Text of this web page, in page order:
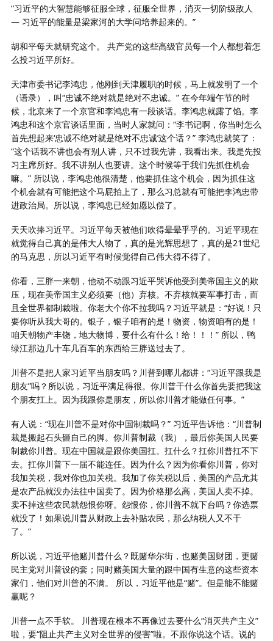
“习近平的大智慧能够征服全球，征服全世界，消灭一切阶级敌人
— 习近平的能量是梁家河的大学问培养起来的。”
胡和平每天就研究这个。 共产党的这些高级官员每一个人都想着怎
么投习近平所好。
天津市委书记李鸿忠，他刚到天津履职的时候，马上就发明了一个
（语录），叫“忠诚不绝对就是绝对不忠诚。” 在今年端午节的时
候，北京来了一个京官和李鸿忠有一段谈话。李鸿忠就露了馅。李
鸿忠和这个京官谈话里面，当时人家就问：“李书记啊，你当时怎么
首先想起来‘忠诚不绝对就是绝对不忠诚’这个话？” 李鸿忠就笑了：
“这个话我不讲也会有别人讲，只不过我先讲，我看出来。我是先投
习主席所好。我不讲别人也要讲。这个时候等于我们先抓住机会
嘛。” 所以说，李鸿忠他很清楚，他要抓住这个机会，因为抓住这
个机会就有可能把这个马屁拍上了，那么习总就有可能把李鸿忠带
进政治局。所以说，李鸿忠已经如愿以偿了。
天天吹捧习近平。习近平每天被他们吹得晕晕乎乎的。习近平现在
就觉得自己真的是伟大人物了，真的是光辉思想了，真的是21世纪
的马克思，所以习近平有时候觉得自己伟大得不得了。
你看，三胖一来朝，他动不动跟习近平哭诉他受到美帝国主义的欺
压，现在美帝国主义必须要（他）弃核。不弃核就要军事打击，而
且全世界都制裁啦。你老大个你不拉我吗？习近平就是：“好说！只
要你听从我大哥的。银子，银子咱有的是！物资，物资咱有的是！
咱天朝物产丰饶，地大物博，要什么有什么！给！！！” 所以，鸭
绿江那边几十车几百车的东西给三胖送过去了。
川普不是把人家习近平当朋友吗？川普到哪儿都讲：“习近平跟我是
朋友”吗？所以说，习近平满足得很。你川普干什么你首先要把我这
个朋友扛上。因为我跟你是朋友，所以你川普才能做任何事。”
有人说：“现在川普不是对你中国制裁吗？” 习近平告诉他：“川普制
裁是搬起石头砸自己的脚。你川普制裁（我），最后你美国人民要
制裁你川普。现在中国就是跟你美国扛。扛什么？扛你川普扛不下
去。扛你川普下一届不能连任。因为什么？因为你看你川普，你对
我加关税，我对你也加关税。我加了你关税以后，美国的产品尤其
是农产品就没办法往中国卖了。因为价格那么高，美国人卖不掉。
卖不掉这些农民就怨恨你呀。怨恨你，你川普不就下台吗？你选票
就没了！如果说川普从财政上去补贴农民，那么纳税人又不干
了。”
所以说，习近平他赌川普什么？既赌华尔街，也赌美国财团，更赌
民主党对川普设的套；同时赌美国大量的跟中国有生意的这些资本
家们，他们对川普的不满。 所以，习近平他是“赌”。但是能不能赌
赢呢？
川普一点不手软。 川普现在根本不再像过去要什么“消灭共产主义”
啦，要“阻止共产主义对全世界的侵害”啦。不跟你说这个话。说的